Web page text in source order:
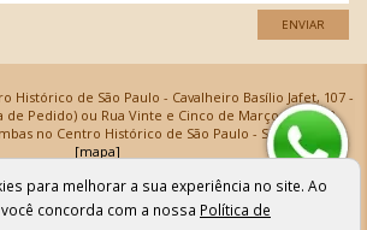
ENVIAR
Histórico de São Paulo - Cavalheiro Basílio Jafet, 107 -
de Pedido) ou Rua Vinte e Cinco de Março, 576 - SP,
no Centro Histórico de São Paulo - SP
[mapa]
Santa Cecília Ltda | CNPJ: 61.069.639/0001-18
apresentadas na loja virtual não valem para nossa loja física e
aviso prévio. Vendas com cartão de crédito sujeitas a análise e
confirmação de dados.
para melhorar a sua experiência no site. Ao
concorda com a nossa Política de